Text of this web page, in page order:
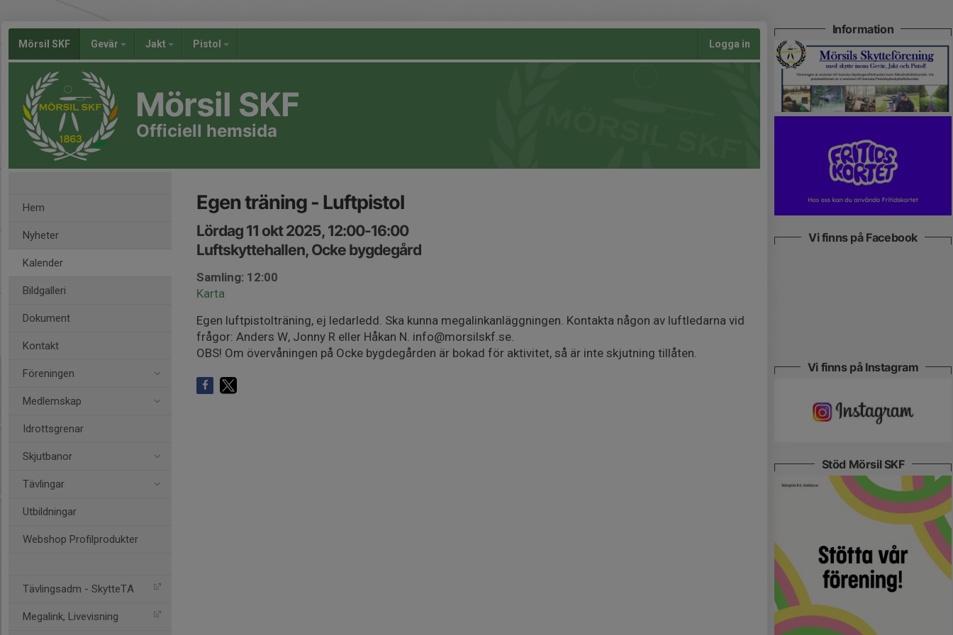
Mörsil SKF Gevär Jakt Pistol Logga in
Mörsil SKF
Officiell hemsida
Hem
Nyheter
Kalender
Bildgalleri
Dokument
Kontakt
Föreningen
Medlemskap
Idrottsgrenar
Skjutbanor
Tävlingar
Utbildningar
Webshop Profilprodukter
Tävlingsadm - SkytteTA
Megalink, Livevisning
Egen träning - Luftpistol
Lördag 11 okt 2025, 12:00-16:00
Luftskyttehallen, Ocke bygdegård
Samling: 12:00
Karta
Egen luftpistolträning, ej ledarledd. Ska kunna megalinkanläggningen. Kontakta någon av luftledarna vid
frågor: Anders W, Jonny R eller Håkan N. info@morsilskf.se.
OBS! Om övervåningen på Ocke bygdegården är bokad för aktivitet, så är inte skjutning tillåten.
Information
Vi finns på Facebook
Vi finns på Instagram
Stöd Mörsil SKF